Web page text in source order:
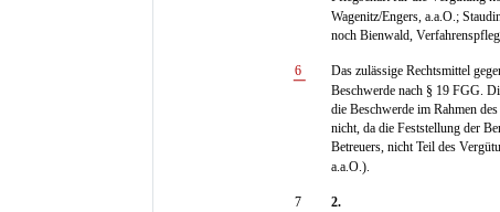
6
7
Wagenitz/Engers, a.a.O.;
noch Bienwald,
Das zulässige Rechtsmittel
Beschwerde nach § 19 FGG.
die Beschwerde im Rahmen
nicht, da die Feststellung der
Betreuers, nicht Teil des
a.a.O.).
2.